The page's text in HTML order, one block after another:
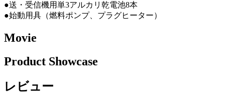
●送・受信機用単3アルカリ乾電池8本
●始動用具（燃料ポンプ、プラグヒーター）
Movie
Product Showcase
レビュー